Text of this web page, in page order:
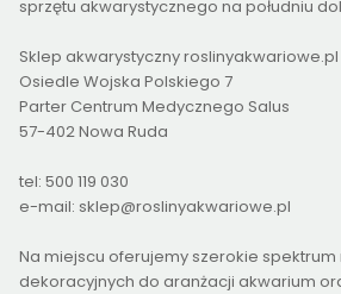
sprzętu akwarystycznego na południu
Sklep akwarystyczny roslinyakwariowe.pl
Osiedle Wojska Polskiego 7
Parter Centrum Medycznego Salus
57-402 Nowa Ruda
tel: 500 119 030
e-mail: sklep@roslinyakwariowe.pl
Na miejscu oferujemy szerokie spektrum
dekoracyjnych do aranżacji akwarium